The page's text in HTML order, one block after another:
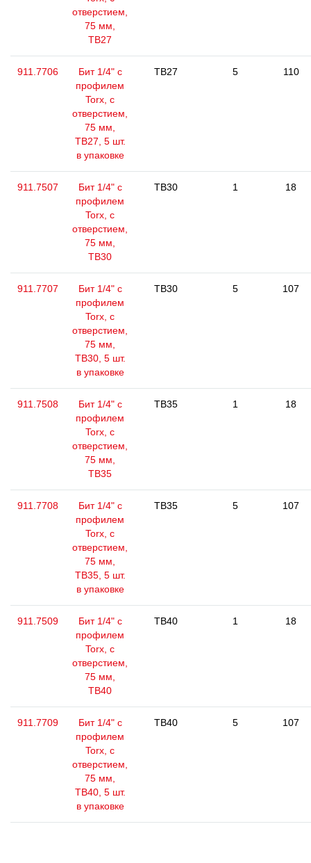
отверстием,
75 мм,
ТВ27
911.7706
Бит 1/4" с
профилем
Torx, с
отверстием,
75 мм,
ТВ27, 5 шт.
в упаковке
TB27 5 110
911.7507
Бит 1/4" с
профилем
Torx, с
отверстием,
75 мм,
ТВ30
TB30 1 18
911.7707
Бит 1/4" с
профилем
Torx, с
отверстием,
75 мм,
ТВ30, 5 шт.
в упаковке
TB30 5 107
911.7508
Бит 1/4" с
профилем
Torx, с
отверстием,
75 мм,
ТВ35
TB35 1 18
911.7708
Бит 1/4" с
профилем
Torx, с
отверстием,
75 мм,
ТВ35, 5 шт.
в упаковке
TB35 5 107
911.7509
Бит 1/4" с
профилем
Torx, с
отверстием,
75 мм,
ТВ40
TB40 1 18
911.7709
Бит 1/4" с
профилем
Torx, с
отверстием,
75 мм,
ТВ40, 5 шт.
в упаковке
TB40 5 107